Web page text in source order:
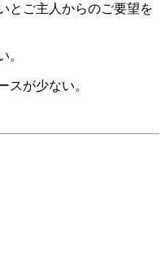
とご主人からのご要望を
。
スが少ない。